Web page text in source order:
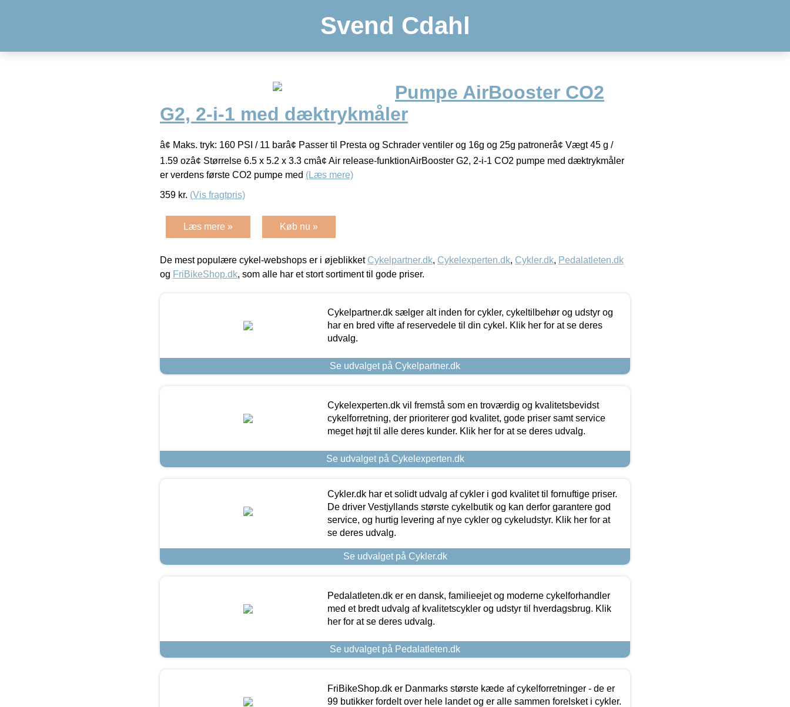
Svend Cdahl
Pumpe AirBooster CO2
G2, 2-i-1 med dæktrykmåler
â¢ Maks. tryk: 160 PSI / 11 barâ¢ Passer til Presta og Schrader ventiler og 16g og 25g patronerâ¢ Vægt 45 g /
1.59 ozâ¢ Størrelse 6.5 x 5.2 x 3.3 cmâ¢ Air release-funktionAirBooster G2, 2-i-1 CO2 pumpe med dæktrykmåler
er verdens første CO2 pumpe med (Læs mere)
359 kr. (Vis fragtpris)
Læs mere » Køb nu »
De mest populære cykel-webshops er i øjeblikket Cykelpartner.dk, Cykelexperten.dk, Cykler.dk, Pedalatleten.dk
og FriBikeShop.dk, som alle har et stort sortiment til gode priser.
Cykelpartner.dk sælger alt inden for cykler, cykeltilbehør og udstyr og
har en bred vifte af reservedele til din cykel. Klik her for at se deres
udvalg.
Se udvalget på Cykelpartner.dk
Cykelexperten.dk vil fremstå som en troværdig og kvalitetsbevidst
cykelforretning, der prioriterer god kvalitet, gode priser samt service
meget højt til alle deres kunder. Klik her for at se deres udvalg.
Se udvalget på Cykelexperten.dk
Cykler.dk har et solidt udvalg af cykler i god kvalitet til fornuftige priser.
De driver Vestjyllands største cykelbutik og kan derfor garantere god
service, og hurtig levering af nye cykler og cykeludstyr. Klik her for at
se deres udvalg.
Se udvalget på Cykler.dk
Pedalatleten.dk er en dansk, familieejet og moderne cykelforhandler
med et bredt udvalg af kvalitetscykler og udstyr til hverdagsbrug. Klik
her for at se deres udvalg.
Se udvalget på Pedalatleten.dk
FriBikeShop.dk er Danmarks største kæde af cykelforretninger - de er
99 butikker fordelt over hele landet og er alle sammen forelsket i cykler.